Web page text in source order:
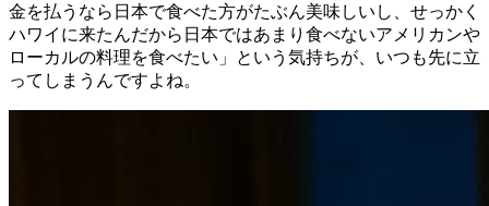
金を払うなら日本で食べた方がたぶん美味しいし、せっかく
ハワイに来たんだから日本ではあまり食べないアメリカンや
ローカルの料理を食べたい」という気持ちが、いつも先に立
ってしまうんですよね。